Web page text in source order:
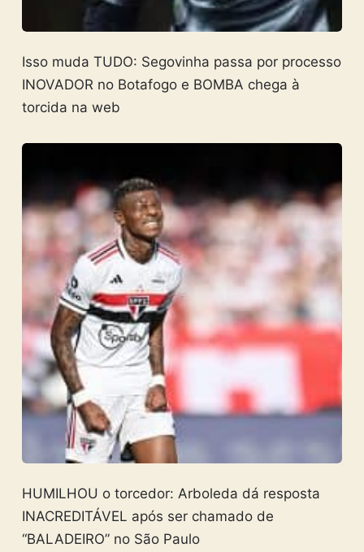
Isso muda TUDO: Segovinha passa por processo
INOVADOR no Botafogo e BOMBA chega à
torcida na web
HUMILHOU o torcedor: Arboleda dá resposta
INACREDITÁVEL após ser chamado de
“BALADEIRO” no São Paulo